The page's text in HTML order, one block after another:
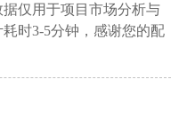
仅用于项目市场分析与
时3-5分钟，感谢您的配